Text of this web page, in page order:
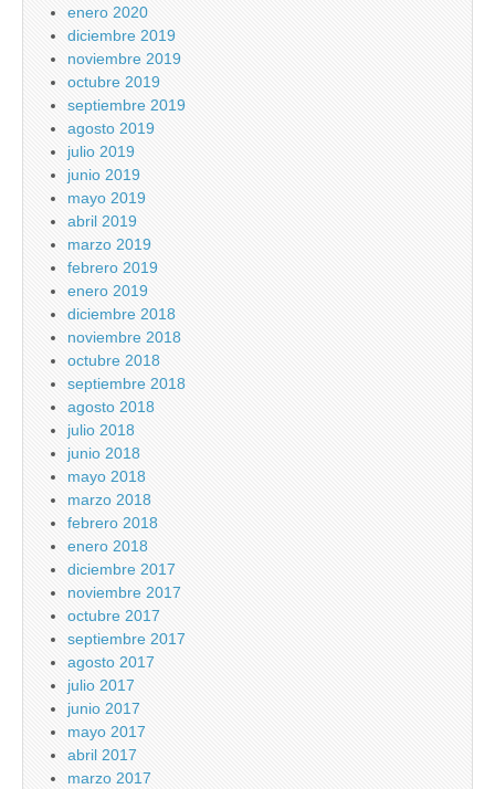
enero 2020
diciembre 2019
noviembre 2019
octubre 2019
septiembre 2019
agosto 2019
julio 2019
junio 2019
mayo 2019
abril 2019
marzo 2019
febrero 2019
enero 2019
diciembre 2018
noviembre 2018
octubre 2018
septiembre 2018
agosto 2018
julio 2018
junio 2018
mayo 2018
marzo 2018
febrero 2018
enero 2018
diciembre 2017
noviembre 2017
octubre 2017
septiembre 2017
agosto 2017
julio 2017
junio 2017
mayo 2017
abril 2017
marzo 2017